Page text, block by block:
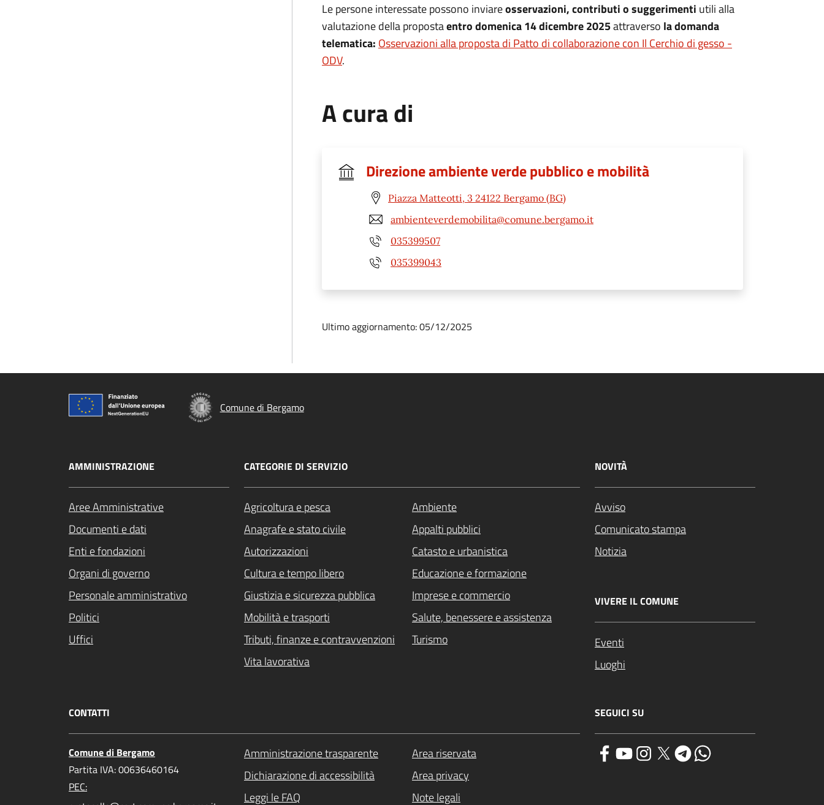
Le persone interessate possono inviareosservazioni, contributi o suggerimenti utili alla
valutazione della propostaentro domenica 14 dicembre 2025attraverso la domanda
telematica: Osservazioni alla proposta di Patto di collaborazione con Il Cerchio di gesso -
ODV.
A cura di
Direzione ambiente verde pubblico e mobilità
Piazza Matteotti, 3 24122 Bergamo (BG)
ambienteverdemobilita@comune.bergamo.it
035399507
035399043
Ultimo aggiornamento: 05/12/2025
Comune di Bergamo
AMMINISTRAZIONE
Aree Amministrative
Documenti e dati
Enti e fondazioni
Organi di governo
Personale amministrativo
Politici
Uffici
CATEGORIE DI SERVIZIO
Agricoltura e pesca
Ambiente
Anagrafe e stato civile
Appalti pubblici
Autorizzazioni
Catasto e urbanistica
Cultura e tempo libero
Educazione e formazione
Giustizia e sicurezza pubblica
Imprese e commercio
Mobilità e trasporti
Salute, benessere e assistenza
Tributi, finanze e contravvenzioni
Turismo
Vita lavorativa
NOVITÀ
Avviso
Comunicato stampa
Notizia
VIVERE IL COMUNE
Eventi
Luoghi
CONTATTI
Comune di Bergamo
Partita IVA: 00636460164
PEC:
Amministrazione trasparente
Area riservata
Dichiarazione di accessibilità
Area privacy
Leggi le FAQ
Note legali
SEGUICI SU